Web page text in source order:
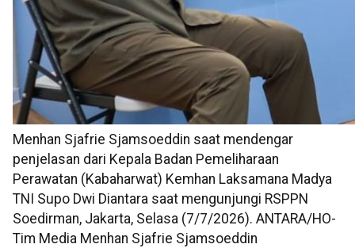
Menhan Sjafrie Sjamsoeddin saat mendengar
penjelasan dari Kepala Badan Pemeliharaan
Perawatan (Kabaharwat) Kemhan Laksamana Madya
TNI Supo Dwi Diantara saat mengunjungi RSPPN
Soedirman, Jakarta, Selasa (7/7/2026). ANTARA/HO-
Tim Media Menhan Sjafrie Sjamsoeddin